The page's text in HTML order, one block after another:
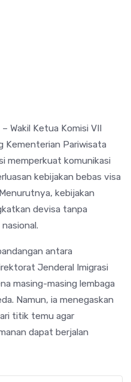
– Wakil Ketua Komisi VII
Kementerian Pariwisata
memperkuat komunikasi
kebijakan bebas visa
kebijakan
devisa tanpa
antara
Jenderal Imigrasi
masing-masing lembaga
Namun, ia menegaskan
titik temu agar
dapat berjalan